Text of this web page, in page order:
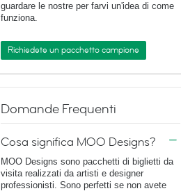
guardare le nostre per farvi un'idea di come
funziona.
Richiedete un pacchetto campione
Domande Frequenti
Cosa significa MOO Designs?
MOO Designs sono pacchetti di biglietti da
visita realizzati da artisti e designer
professionisti. Sono perfetti se non avete